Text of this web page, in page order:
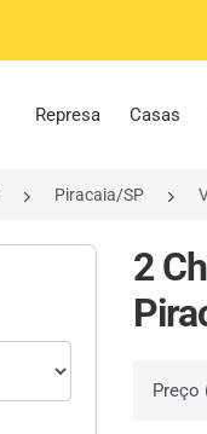
Represa Casas
Piracaia/SP
2
Ordenar